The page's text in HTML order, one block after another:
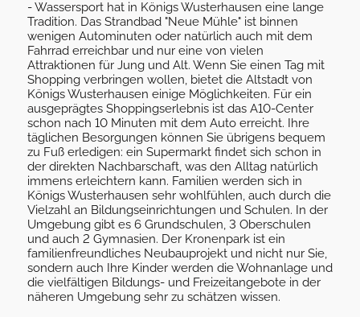
- Wassersport hat in Königs Wusterhausen eine lange
Tradition. Das Strandbad "Neue Mühle" ist binnen
wenigen Autominuten oder natürlich auch mit dem
Fahrrad erreichbar und nur eine von vielen
Attraktionen für Jung und Alt. Wenn Sie einen Tag mit
Shopping verbringen wollen, bietet die Altstadt von
Königs Wusterhausen einige Möglichkeiten. Für ein
ausgeprägtes Shoppingserlebnis ist das A10-Center
schon nach 10 Minuten mit dem Auto erreicht. Ihre
täglichen Besorgungen können Sie übrigens bequem
zu Fuß erledigen: ein Supermarkt findet sich schon in
der direkten Nachbarschaft, was den Alltag natürlich
immens erleichtern kann. Familien werden sich in
Königs Wusterhausen sehr wohlfühlen, auch durch die
Vielzahl an Bildungseinrichtungen und Schulen. In der
Umgebung gibt es 6 Grundschulen, 3 Oberschulen
und auch 2 Gymnasien. Der Kronenpark ist ein
familienfreundliches Neubauprojekt und nicht nur Sie,
sondern auch Ihre Kinder werden die Wohnanlage und
die vielfältigen Bildungs- und Freizeitangebote in der
näheren Umgebung sehr zu schätzen wissen.